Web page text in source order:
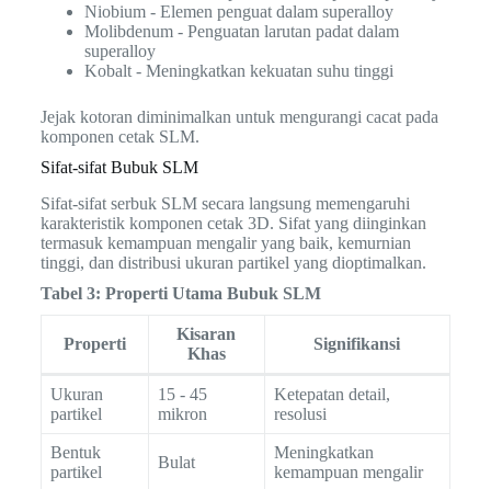
Niobium - Elemen penguat dalam superalloy
Molibdenum - Penguatan larutan padat dalam
superalloy
Kobalt - Meningkatkan kekuatan suhu tinggi
Jejak kotoran diminimalkan untuk mengurangi cacat pada
komponen cetak SLM.
Sifat-sifat Bubuk SLM
Sifat-sifat serbuk SLM secara langsung memengaruhi
karakteristik komponen cetak 3D. Sifat yang diinginkan
termasuk kemampuan mengalir yang baik, kemurnian
tinggi, dan distribusi ukuran partikel yang dioptimalkan.
Tabel 3: Properti Utama Bubuk SLM
Properti
Kisaran
Khas
Signifikansi
Ukuran
partikel
15 - 45
mikron
Ketepatan detail,
resolusi
Bentuk
partikel
Bulat
Meningkatkan
kemampuan mengalir